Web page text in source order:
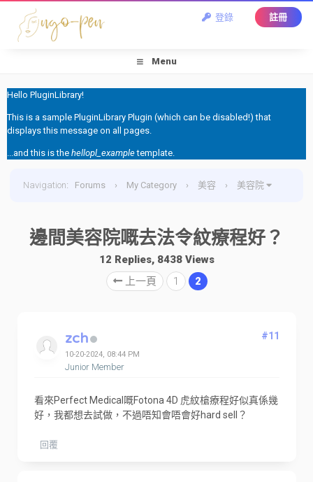
登錄 註冊
Menu
Hello PluginLibrary!
This is a sample PluginLibrary Plugin (which can be disabled!) that
displays this message on all pages.
...and this is the hellopl_exampletemplate.
Navigation: Forums › My Category › 美容 › 美容院
邊間美容院嘅去法令紋療程好？
12 Replies, 8438 Views
上一頁
1 2
zch
10-20-2024, 08:44 PM
Junior Member
#11
看來Perfect Medical嘅Fotona 4D 虎紋槍療程好似真係幾
好，我都想去試做，不過唔知會唔會好hard sell？
回覆